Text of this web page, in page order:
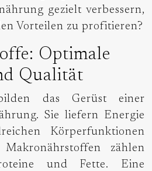
gezielt verbessern,
Vorteilen zu profitieren?
Optimale
Qualität
das Gerüst einer
Sie liefern Energie
Körperfunktionen
zählen
und Fette. Eine